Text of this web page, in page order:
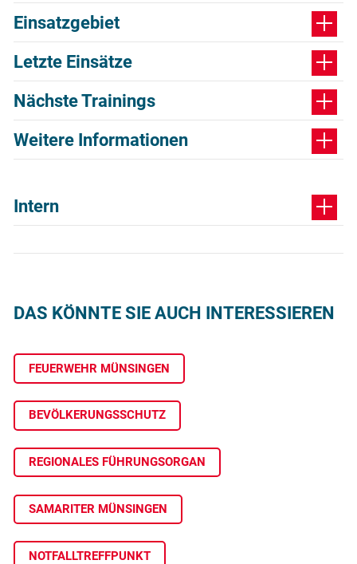
Einsatzgebiet
Letzte Einsätze
Nächste Trainings
Weitere Informationen
Intern
DAS KÖNNTE SIE AUCH INTERESSIEREN
FEUERWEHR MÜNSINGEN
BEVÖLKERUNGSSCHUTZ
REGIONALES FÜHRUNGSORGAN
SAMARITER MÜNSINGEN
NOTFALLTREFFPUNKT